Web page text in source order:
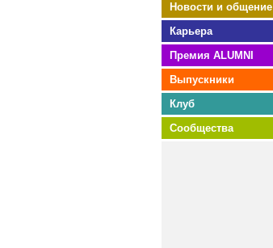
Новости и общение
Карьера
Премия ALUMNI
Выпускники
Клуб
Сообщества